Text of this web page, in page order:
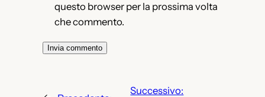
questo browser per la prossima volta
che commento.
Successivo: